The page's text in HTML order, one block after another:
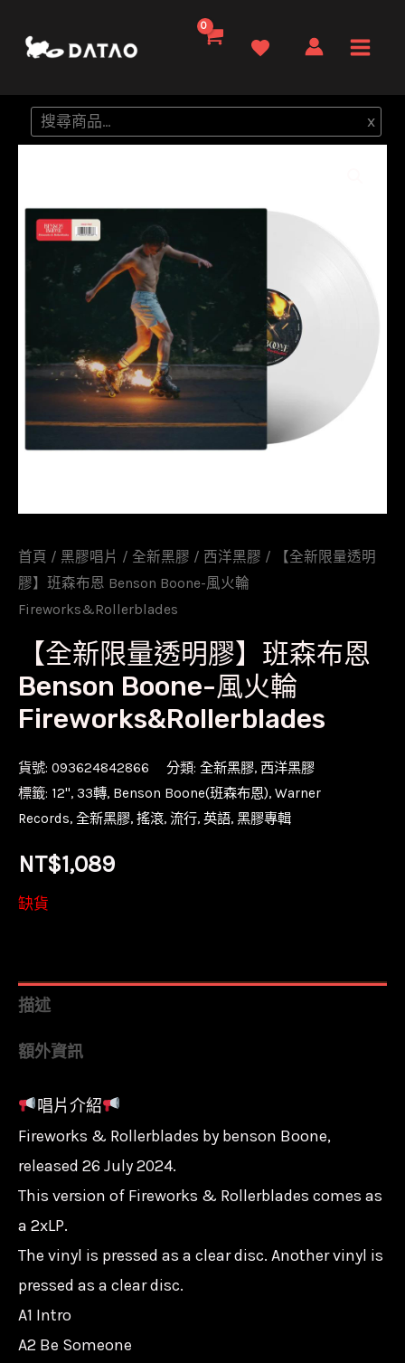
要
Menu
搜
尋
x
首頁 / 黑膠唱片 / 全新黑膠 / 西洋黑膠 / 【全新限量透明
膠】班森布恩 Benson Boone-風火輪
Fireworks&Rollerblades
【全新限量透明膠】班森布恩
Benson Boone-風火輪
Fireworks&Rollerblades
貨號: 093624842866 分類: 全新黑膠, 西洋黑膠
標籤: 12'', 33轉, Benson Boone(班森布恩), Warner
Records, 全新黑膠, 搖滾, 流行, 英語, 黑膠專輯
NT$1,089
缺貨
描述
額外資訊
唱片介紹
Fireworks & Rollerblades by benson Boone,
released 26 July 2024.
This version of Fireworks & Rollerblades comes as
a 2xLP.
The vinyl is pressed as a clear disc. Another vinyl is
pressed as a clear disc.
A1 Intro
A2 Be Someone